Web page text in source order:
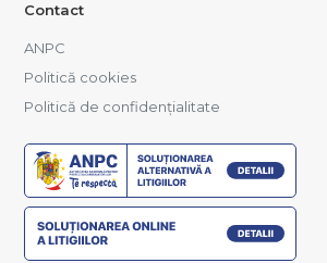
Contact
ANPC
Politică cookies
Politică de confidențialitate